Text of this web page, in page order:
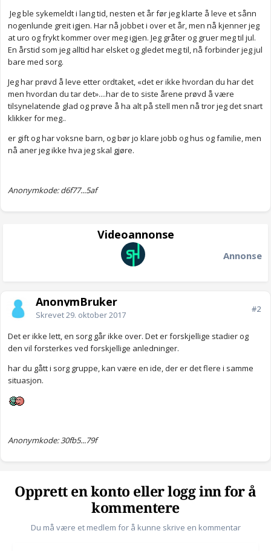
Jeg ble sykemeldt i lang tid, nesten et år før jeg klarte å leve et sånn
nogenlunde greit igjen. Har nå jobbet i over et år, men nå kjenner jeg
at uro og frykt kommer over meg igjen. Jeg gråter og gruer meg til jul.
En årstid som jeg alltid har elsket og gledet meg til, nå forbinder jeg jul
bare med sorg.
Jeg har prøvd å leve etter ordtaket, «det er ikke hvordan du har det
men hvordan du tar det»....har de to siste årene prøvd å være
tilsynelatende glad og prøve å ha alt på stell men nå tror jeg det snart
klikker for meg..
er gift og har voksne barn, og bør jo klare jobb og hus og familie, men
nå aner jeg ikke hva jeg skal gjøre.
Anonymkode: d6f77...5af
Videoannonse
Annonse
AnonymBruker
Skrevet29. oktober 2017
#2
Det er ikke lett, en sorg går ikke over. Det er forskjellige stadier og
den vil forsterkes ved forskjellige anledninger.
har du gått i sorg gruppe, kan være en ide, der er det flere i samme
situasjon.
Anonymkode: 30fb5...79f
Opprett en konto eller logg inn for å
kommentere
Du må være et medlem for å kunne skrive en kommentar